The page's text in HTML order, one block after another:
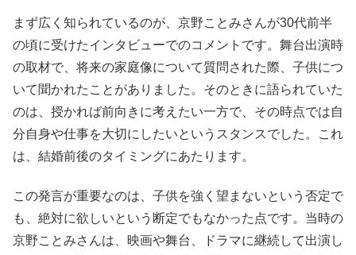
まず広く知られているのが、京野ことみさんが30代前半
の頃に受けたインタビューでのコメントです。舞台出演時
の取材で、将来の家庭像について質問された際、子供につ
いて聞かれたことがありました。そのときに語られていた
のは、授かれば前向きに考えたい一方で、その時点では自
分自身や仕事を大切にしたいというスタンスでした。これ
は、結婚前後のタイミングにあたります。
この発言が重要なのは、子供を強く望まないという否定で
も、絶対に欲しいという断定でもなかった点です。当時の
京野ことみさんは、映画や舞台、ドラマに継続して出演し